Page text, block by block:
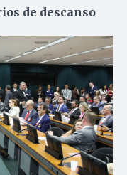
de descanso